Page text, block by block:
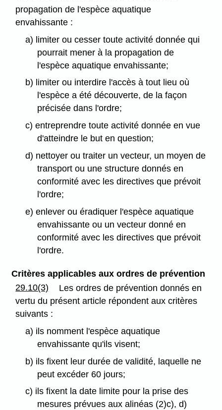
propagation de l'espèce aquatique
envahissante :
a) limiter ou cesser toute activité donnée qui
pourrait mener à la propagation de
l'espèce aquatique envahissante;
b) limiter ou interdire l'accès à tout lieu où
l'espèce a été découverte, de la façon
précisée dans l'ordre;
c) entreprendre toute activité donnée en vue
d'atteindre le but en question;
d) nettoyer ou traiter un vecteur, un moyen de
transport ou une structure donnés en
conformité avec les directives que prévoit
l'ordre;
e) enlever ou éradiquer l'espèce aquatique
envahissante ou un vecteur donné en
conformité avec les directives que prévoit
l'ordre.
Critères applicables aux ordres de prévention
29.10(3)
Les ordres de prévention donnés en
vertu du présent article répondent aux critères
suivants :
a) ils nomment l'espèce aquatique
envahissante qu'ils visent;
b) ils fixent leur durée de validité, laquelle ne
peut excéder 60 jours;
c) ils fixent la date limite pour la prise des
mesures prévues aux alinéas (2)c), d)